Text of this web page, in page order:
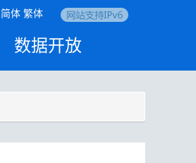
数据开放
简体 繁体